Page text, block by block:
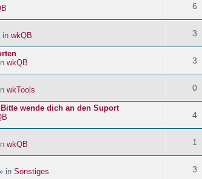
6
in wkQB 3
wkQB 3
wkTools 0
wende dich an den Suport
4
wkQB 1
in Sonstiges 3